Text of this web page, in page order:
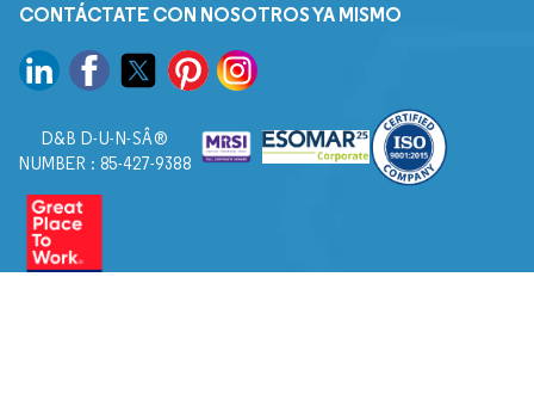
CONTÁCTATE CON NOSOTROS YA MISMO
D&B D-U-N-SÂ®
NUMBER : 85-427-9388